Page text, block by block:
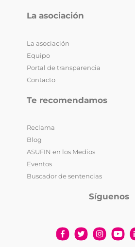
La asociación
La asociación
Equipo
Portal de transparencia
Contacto
Te recomendamos
Reclama
Blog
ASUFIN en los Medios
Eventos
Buscador de sentencias
Síguenos